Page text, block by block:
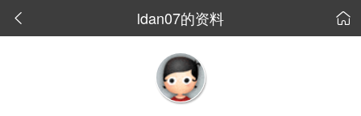
 ldan07的资料 